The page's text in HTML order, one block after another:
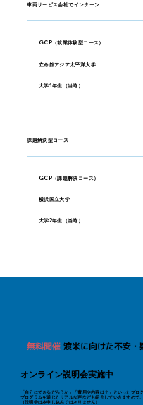
車両サービス会社でインターン
GCP（就業体験型コース）
立命館アジア太平洋大学
大学1年生（当時）
課題解決型コース
GCP（課題解決コース）
横浜国立大学
大学2年生（当時）
無料開催渡米に向けた不安・
オンライン説明会実施中
「自分にできるだろうか」「費用や内容は？」といった​プロ
プログラムを通じたリアルな声なども紹介していきますので
（説明会は本申し込みではありません）